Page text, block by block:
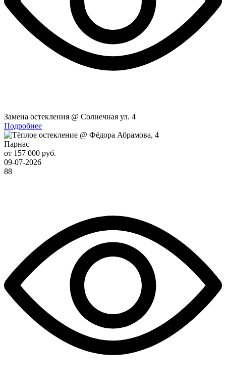
Замена остекления @ Солнечная ул. 4
Подробнее
Парнас
от 157 000 руб.
09-07-2026
88